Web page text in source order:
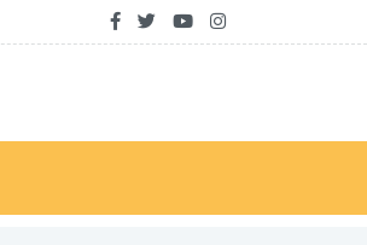
Bursa Büyükşehir'in mobil afet araçlarında